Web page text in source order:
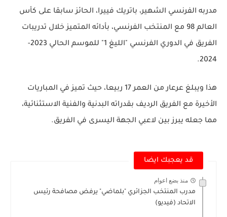
مدربه الفرنسي الشهير، باتريك فييرا، الحائز سابقا على كأس
العالم 98 مع المنتخب الفرنسي، بأدائه المتميز خلال تدريبات
الفريق في الدوري الفرنسي "الليغ 1" للموسم الحالي 2023-
2024.
هذا ويبلغ عرعار من العمر 17 ربيعا، حيث تميز في المباريات
الأخيرة مع الفريق الرديف بقدراته البدنية والفنية الاستثنائية،
مما جعله يبرز بين لاعبي الجهة اليسرى في الفريق.
قد يعجبك ايضا
منذ بضع اعوام
مدرب المنتخب الجزائري "بلماضي" يرفض مصافحة رئيس
الاتحاد (فيديو)